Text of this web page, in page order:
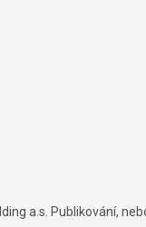
a.s. Publikování,